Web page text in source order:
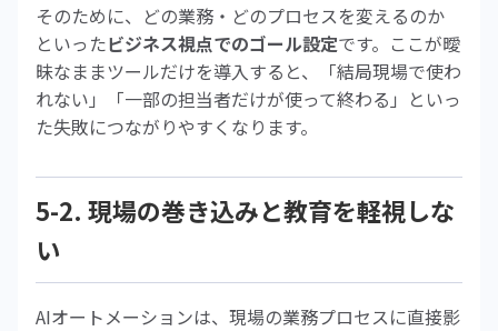
そのために、どの業務・どのプロセスを変えるのか
といったビジネス視点でのゴール設定です。ここが曖
昧なままツールだけを導入すると、「結局現場で使わ
れない」「一部の担当者だけが使って終わる」といっ
た失敗につながりやすくなります。
5-2. 現場の巻き込みと教育を軽視しな
い
AIオートメーションは、現場の業務プロセスに直接影